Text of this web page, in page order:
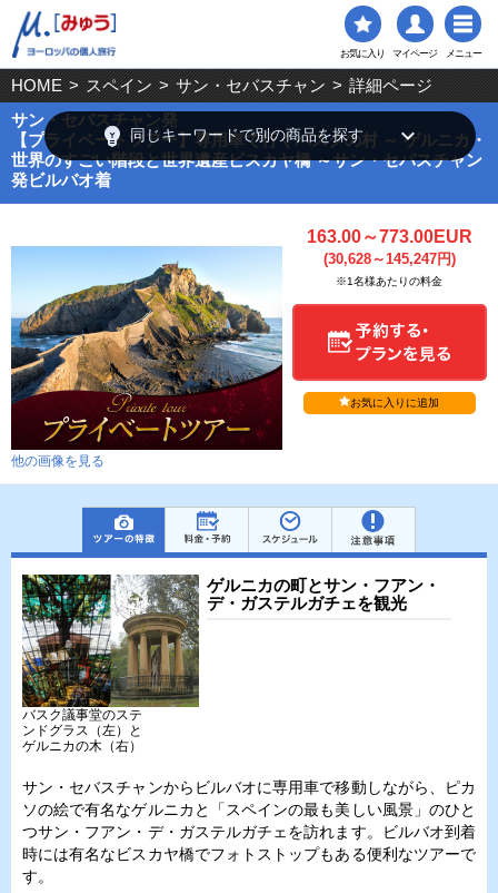
お気に入り マイページ メニュー
HOME > スペイン > サン・セバスチャン > 詳細ページ
サン・セバスチャン発
【プライベートツアー】専用車で行くバスクの村 ～ ゲルニカ・
世界のすごい階段と世界遺産ビスカヤ橋 ～サン・セバスチャン
発ビルバオ着
他の画像を見る
163.00～773.00EUR
(30,628～145,247円)
※1名様あたりの料金
お気に入りに追加
ゲルニカの町とサン・フアン・
デ・ガステルガチェを観光
バスク議事堂のステ
ンドグラス（左）と
ゲルニカの木（右）
サン・セバスチャンからビルバオに専用車で移動しながら、ピカ
ソの絵で有名なゲルニカと「スペインの最も美しい風景」のひと
つサン・フアン・デ・ガステルガチェを訪れます。ビルバオ到着
時には有名なビスカヤ橋でフォトストップもある便利なツアーで
す。
emoji_objects 同じキーワードで別の商品を探す keyboard_arrow_down